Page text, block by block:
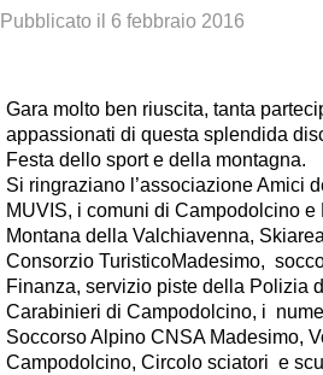
Pubblicato il 6 febbraio 2016
Gara molto ben riuscita, tanta
appassionati di questa splendida
Festa dello sport e della montagna.
Si ringraziano l’associazione Amici
MUVIS, i comuni di Campodolcino
Montana della Valchiavenna,
Consorzio TuristicoMadesimo,
Finanza, servizio piste della Polizia
Carabinieri di Campodolcino, i
Soccorso Alpino CNSA Madesimo,
Campodolcino, Circolo sciatori e